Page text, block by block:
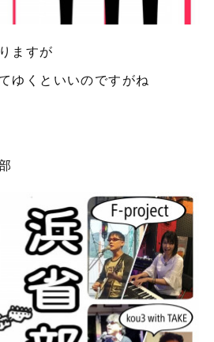
ますが
ゆくといいのですがね